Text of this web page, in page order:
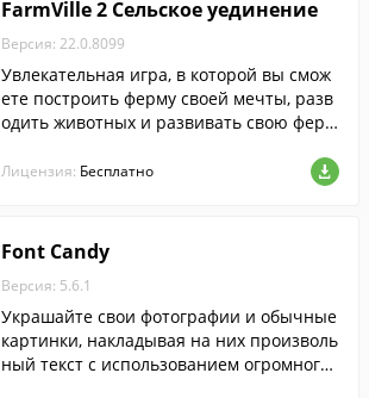
FarmVille 2 Cельское уединение
Версия: 22.0.8099
Увлекательная игра, в которой вы смож
ете построить ферму своей мечты, разв
одить животных и развивать свою ферм
Лицензия: Бесплатно
Font Candy
Версия: 5.6.1
Украшайте свои фотографии и обычные
картинки, накладывая на них произволь
ный текст с использованием огромного